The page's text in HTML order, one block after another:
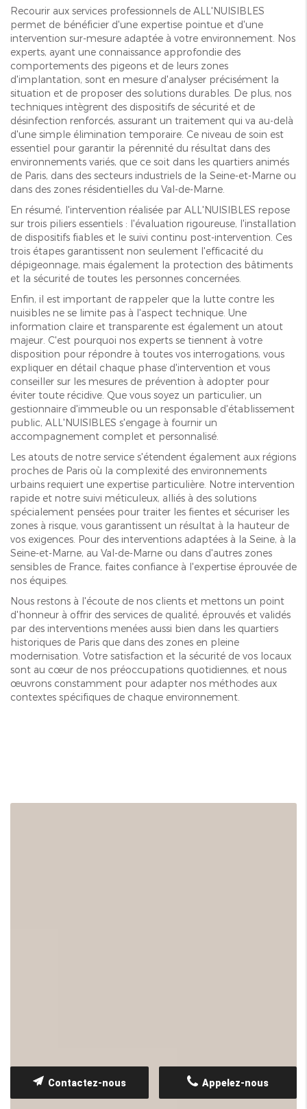
Recourir aux services professionnels de ALL'NUISIBLES
permet de bénéficier d'une expertise pointue et d'une
intervention sur-mesure adaptée à votre environnement. Nos
experts, ayant une connaissance approfondie des
comportements des pigeons et de leurs zones
d'implantation, sont en mesure d'analyser précisément la
situation et de proposer des solutions durables. De plus, nos
techniques intègrent des dispositifs de sécurité et de
désinfection renforcés, assurant un traitement qui va au-delà
d'une simple élimination temporaire. Ce niveau de soin est
essentiel pour garantir la pérennité du résultat dans des
environnements variés, que ce soit dans les quartiers animés
de Paris, dans des secteurs industriels de la Seine-et-Marne ou
dans des zones résidentielles du Val-de-Marne.
En résumé, l'intervention réalisée par ALL'NUISIBLES repose
sur trois piliers essentiels : l'évaluation rigoureuse, l'installation
de dispositifs fiables et le suivi continu post-intervention. Ces
trois étapes garantissent non seulement l'efficacité du
dépigeonnage, mais également la protection des bâtiments
et la sécurité de toutes les personnes concernées.
Enfin, il est important de rappeler que la lutte contre les
nuisibles ne se limite pas à l'aspect technique. Une
information claire et transparente est également un atout
majeur. C'est pourquoi nos experts se tiennent à votre
disposition pour répondre à toutes vos interrogations, vous
expliquer en détail chaque phase d'intervention et vous
conseiller sur les mesures de prévention à adopter pour
éviter toute récidive. Que vous soyez un particulier, un
gestionnaire d'immeuble ou un responsable d'établissement
public, ALL'NUISIBLES s'engage à fournir un
accompagnement complet et personnalisé.
Les atouts de notre service s'étendent également aux régions
proches de Paris où la complexité des environnements
urbains requiert une expertise particulière. Notre intervention
rapide et notre suivi méticuleux, alliés à des solutions
spécialement pensées pour traiter les fientes et sécuriser les
zones à risque, vous garantissent un résultat à la hauteur de
vos exigences. Pour des interventions adaptées à la Seine, à la
Seine-et-Marne, au Val-de-Marne ou dans d'autres zones
sensibles de France, faites confiance à l'expertise éprouvée de
nos équipes.
Nous restons à l'écoute de nos clients et mettons un point
d'honneur à offrir des services de qualité, éprouvés et validés
par des interventions menées aussi bien dans les quartiers
historiques de Paris que dans des zones en pleine
modernisation. Votre satisfaction et la sécurité de vos locaux
sont au cœur de nos préoccupations quotidiennes, et nous
œuvrons constamment pour adapter nos méthodes aux
contextes spécifiques de chaque environnement.
Appelez-nous
Contactez-nous